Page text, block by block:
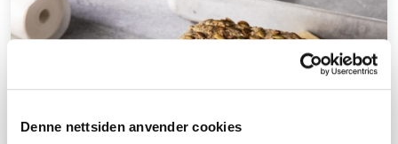
Denne nettsiden anvender cookies